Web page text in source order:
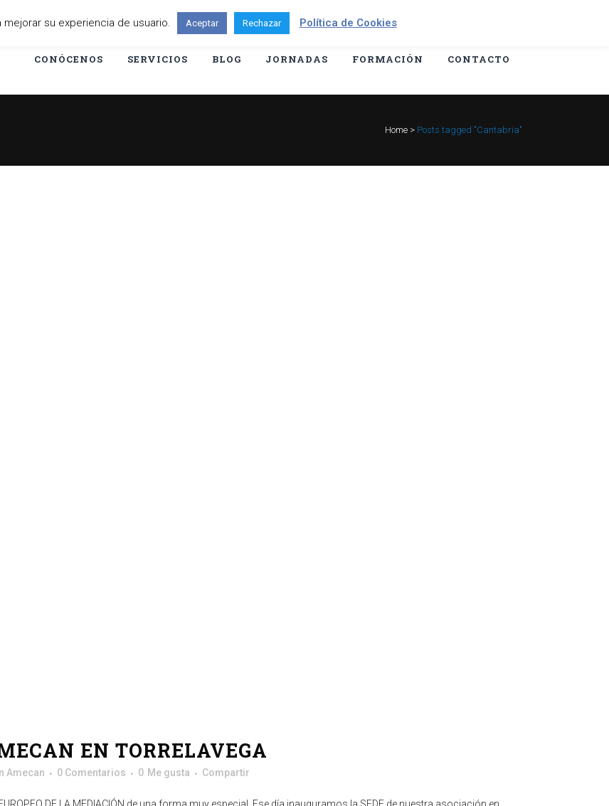
CONÓCENOS SERVICIOS BLOG JORNADAS FORMACIÓN CONTACTO
Home > Posts tagged "Cantabria"
EN TORRELAVEGA
Amecan 0 Comentarios 0 Me gusta Compartir
su experiencia de usuario. Aceptar Rechazar Política de Cookies